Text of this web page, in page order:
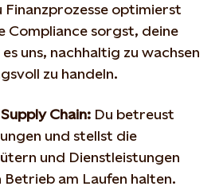
Finanzprozesse optimierst
Compliance sorgst, deine
uns, nachhaltig zu wachsen
zu handeln.
Chain: Du betreust
und stellst die
und Dienstleistungen
Betrieb am Laufen halten.